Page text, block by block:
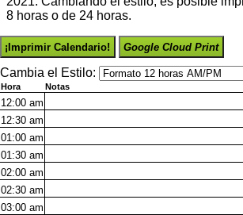
8 horas o de 24 horas.
¡Imprimir Calendario! Google Cloud Print
Cambia el Estilo:
Hora Notas
12:00 am
12:30 am
01:00 am
01:30 am
02:00 am
02:30 am
03:00 am